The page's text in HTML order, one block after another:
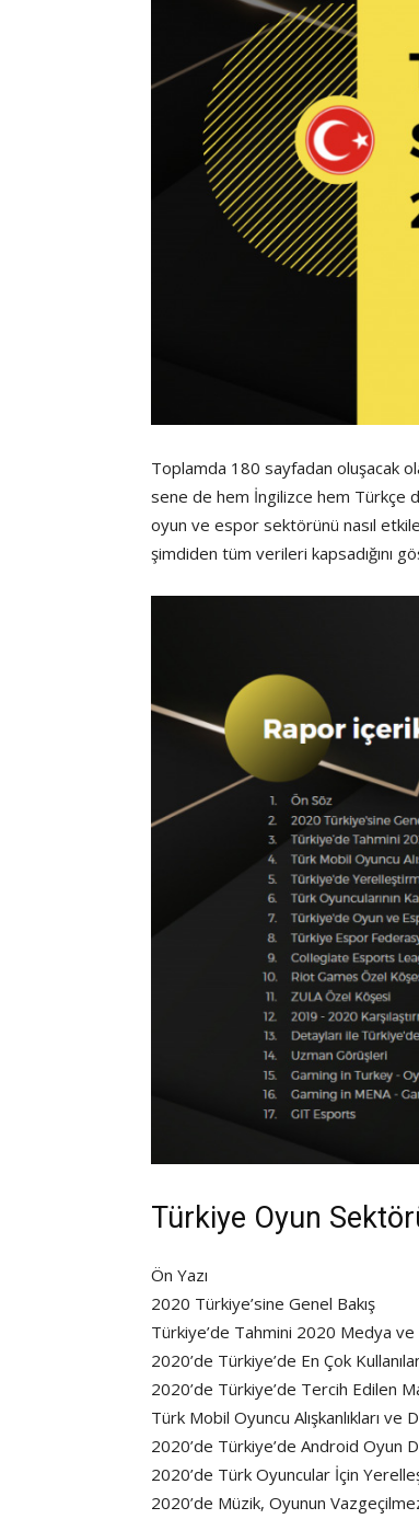
Toplamda 180 sayfadan oluşacak
sene de hem İngilizce hem Türkçe
oyun ve espor sektörünü nasıl
şimdiden tüm verileri kapsadığını
Türkiye Oyun
Ön Yazı
2020 Türkiye’sine Genel Bakış
Türkiye’de Tahmini 2020 Medya ve
2020’de Türkiye’de En Çok
2020’de Türkiye’de Tercih Edilen
Türk Mobil Oyuncu Alışkanlıkları ve
2020’de Türkiye’de Android Oyun
2020’de Türk Oyuncular İçin
2020’de Müzik, Oyunun